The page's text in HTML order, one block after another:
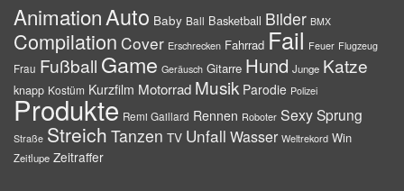
AnimationAuto Baby Ball Basketball Bilder BMX
Compilation Cover Erschrecken Fahrrad Fail Feuer Flugzeug
Frau Fußball Game Geräusch Gitarre Hund Junge Katze
knapp Kostüm Kurzfilm Motorrad Musik Parodie Polizei
Produkte Remi Gaillard Rennen Roboter SexySprung
Straße Streich Tanzen TV Unfall Wasser Weltrekord Win
Zeitlupe Zeitraffer